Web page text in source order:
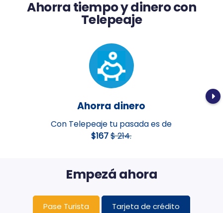
Ahorra tiempo y dinero con
Telepeaje
Ahorra dinero
Con Telepeaje tu pasada es de
$167$ 214.
Empezá ahora
Pase Turista Tarjeta de crédito